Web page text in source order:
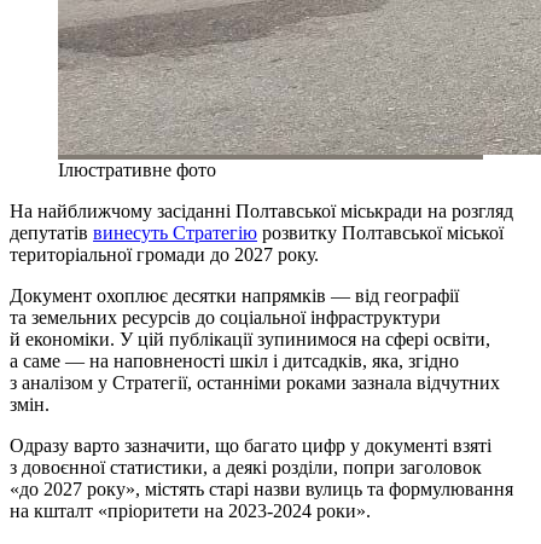
Ілюстративне фото
На найближчому засіданні Полтавської міськради на розгляд
депутатів винесуть Стратегію розвитку Полтавської міської
територіальної громади до 2027 року.
Документ охоплює десятки напрямків — від географії
та земельних ресурсів до соціальної інфраструктури
й економіки. У цій публікації зупинимося на сфері освіти,
а саме — на наповненості шкіл і дитсадків, яка, згідно
з аналізом у Стратегії, останніми роками зазнала відчутних
змін.
Одразу варто зазначити, що багато цифр у документі взяті
з довоєнної статистики, а деякі розділи, попри заголовок
«до 2027 року», містять старі назви вулиць та формулювання
на кшталт «пріоритети на 2023-2024 роки».